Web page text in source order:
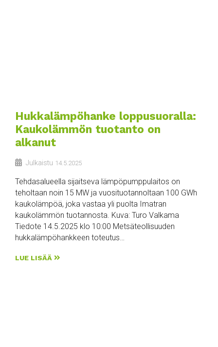
Hukkalämpöhanke loppusuoralla:
Kaukolämmön tuotanto on
alkanut
Julkaistu 14.5.2025
Tehdasalueella sijaitseva lämpöpumppulaitos on
teholtaan noin 15 MW ja vuosituotannoltaan 100 GWh
kaukolämpöä, joka vastaa yli puolta Imatran
kaukolämmön tuotannosta. Kuva: Turo Valkama
Tiedote 14.5.2025 klo 10:00 Metsäteollisuuden
hukkalämpöhankkeen toteutus…
LUE LISÄÄ